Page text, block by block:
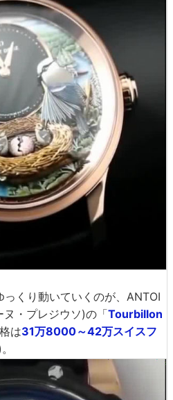
くり動いていくのが、ANTOI
ヌ・プレジウソ)の「Tourbillon
は31万8000～42万スイスフ